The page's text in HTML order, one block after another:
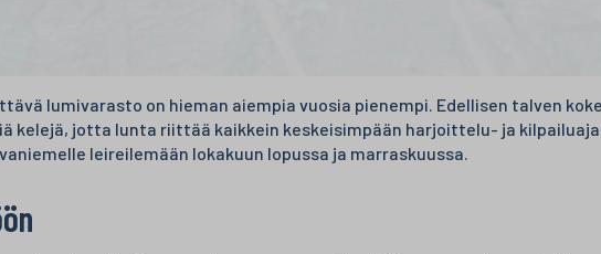
lumivarasto on hieman aiempia vuosia pienempi. Edellisen talven
kelejä, jotta lunta riittää kaikkein keskeisimpään harjoittelu- ja
leireilemään lokakuun lopussa ja marraskuussa.